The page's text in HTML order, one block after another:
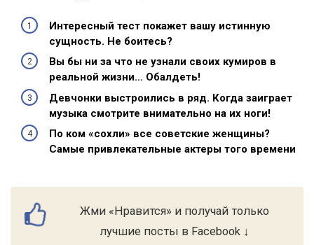
Интересный тест покажет вашу истинную
сущность. Не боитесь?
Вы бы ни за что не узнали своих кумиров в
реальной жизни… Обалдеть!
Девчонки выстроились в ряд. Когда заиграет
музыка смотрите внимательно на их ноги!
По ком «сохли» все советские женщины?
Самые привлекательные актеры того времени
Жми «Нравится» и получай только
лучшие посты в Facebook ↓